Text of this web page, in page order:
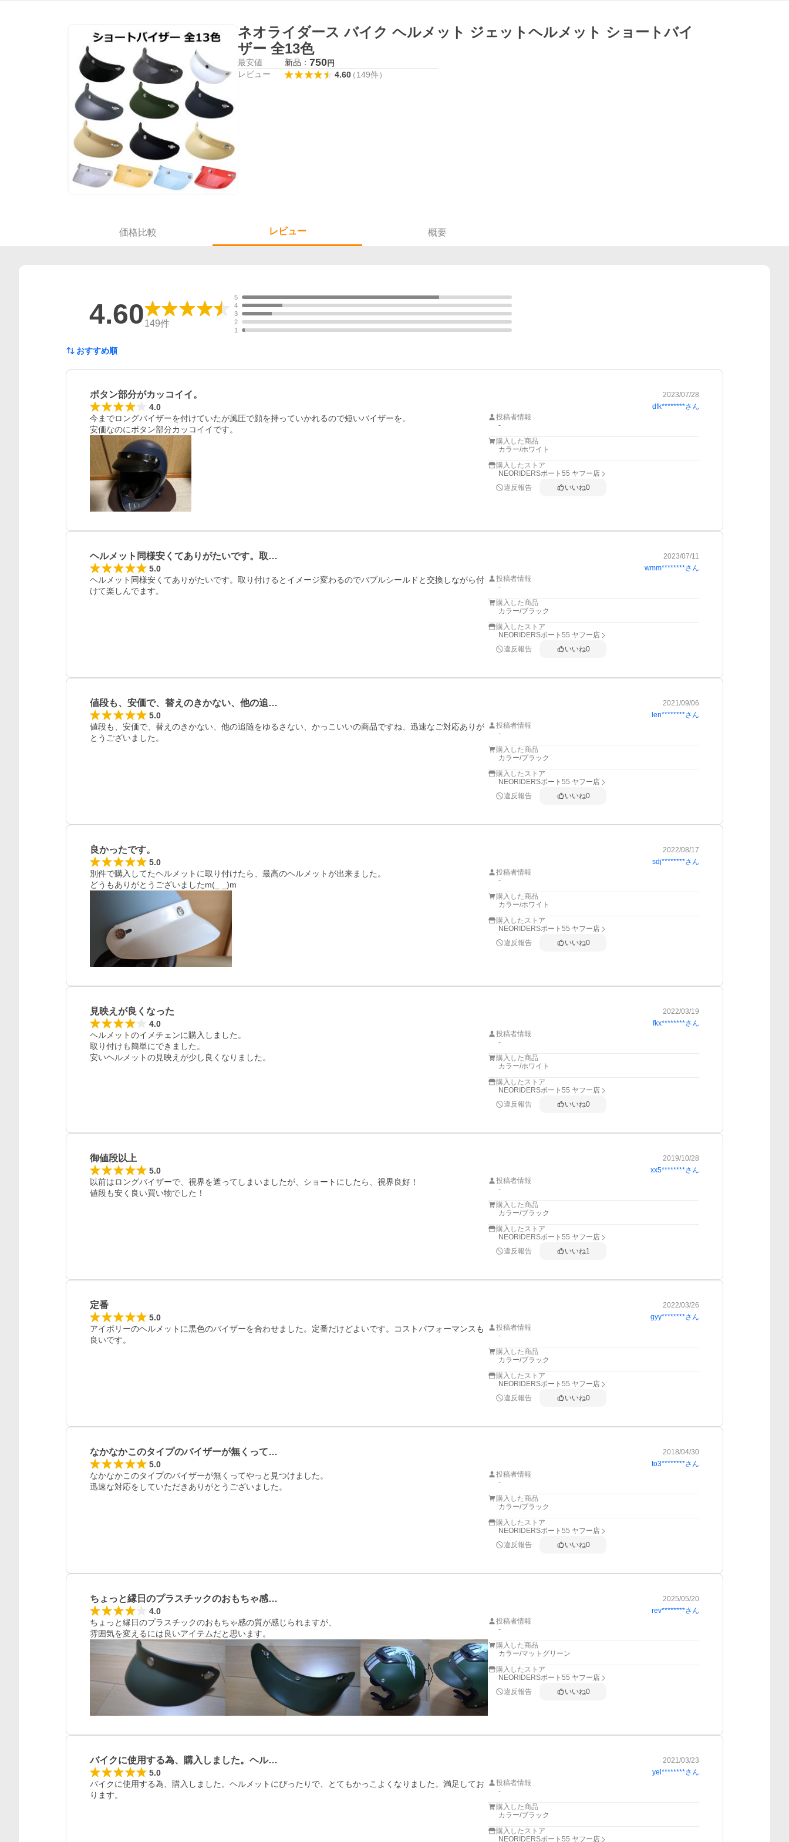
ネオライダース バイク ヘルメット ジェットヘルメット ショートバイ
ザー 全13色
最安値 新品： 750円
レビュー 4.60（149件）
価格比較 レビュー 概要
4.60149件
5
4
3
2
1
おすすめ順
ボタン部分がカッコイイ。 2023/07/28
4.0 dfk********さん
今までロングバイザーを付けていたが風圧で顔を持っていかれるので短いバイザーを。
安価なのにボタン部分カッコイイです。
投稿者情報
-
購入した商品
カラー/ホワイト
購入したストア
NEORIDERSボート55 ヤフー店
違反報告
いいね0
ヘルメット同様安くてありがたいです。取… 2023/07/11
5.0 wmm********さん
ヘルメット同様安くてありがたいです。取り付けるとイメージ変わるのでバブルシールドと交換しながら付
けて楽しんでます。
投稿者情報
-
購入した商品
カラー/ブラック
購入したストア
NEORIDERSボート55 ヤフー店
違反報告
いいね0
値段も、安価で、替えのきかない、他の追… 2021/09/06
5.0 len********さん
値段も、安価で、替えのきかない、他の追随をゆるさない、かっこいいの商品ですね、迅速なご対応ありが
とうございました。
投稿者情報
-
購入した商品
カラー/ブラック
購入したストア
NEORIDERSボート55 ヤフー店
違反報告
いいね0
良かったです。 2022/08/17
5.0 sdj********さん
別件で購入してたヘルメットに取り付けたら、最高のヘルメットが出来ました。
どうもありがとうございましたm(_ _)m
投稿者情報
-
購入した商品
カラー/ホワイト
購入したストア
NEORIDERSボート55 ヤフー店
違反報告
いいね0
見映えが良くなった 2022/03/19
4.0 fkx********さん
ヘルメットのイメチェンに購入しました。
取り付けも簡単にできました。
安いヘルメットの見映えが少し良くなりました。
投稿者情報
-
購入した商品
カラー/ホワイト
購入したストア
NEORIDERSボート55 ヤフー店
違反報告
いいね0
御値段以上 2019/10/28
5.0 xx5********さん
以前はロングバイザーで、視界を遮ってしまいましたが、ショートにしたら、視界良好！
値段も安く良い買い物でした！
投稿者情報
-
購入した商品
カラー/ブラック
購入したストア
NEORIDERSボート55 ヤフー店
違反報告
いいね1
定番 2022/03/26
5.0 gyy********さん
アイボリーのヘルメットに黒色のバイザーを合わせました。定番だけどよいです。コストパフォーマンスも
良いです。
投稿者情報
-
購入した商品
カラー/ブラック
購入したストア
NEORIDERSボート55 ヤフー店
違反報告
いいね0
なかなかこのタイプのバイザーが無くって… 2018/04/30
5.0 to3********さん
なかなかこのタイプのバイザーが無くってやっと見つけました。
迅速な対応をしていただきありがとうございました。
投稿者情報
-
購入した商品
カラー/ブラック
購入したストア
NEORIDERSボート55 ヤフー店
違反報告
いいね0
ちょっと縁日のプラスチックのおもちゃ感… 2025/05/20
4.0 rev********さん
ちょっと縁日のプラスチックのおもちゃ感の質が感じられますが、
雰囲気を変えるには良いアイテムだと思います。
投稿者情報
-
購入した商品
カラー/マットグリーン
購入したストア
NEORIDERSボート55 ヤフー店
違反報告
いいね0
バイクに使用する為、購入しました。ヘル… 2021/03/23
5.0 yel********さん
バイクに使用する為、購入しました。ヘルメットにぴったりで、とてもかっこよくなりました。満足してお
ります。
投稿者情報
-
購入した商品
カラー/ブラック
購入したストア
NEORIDERSボート55 ヤフー店